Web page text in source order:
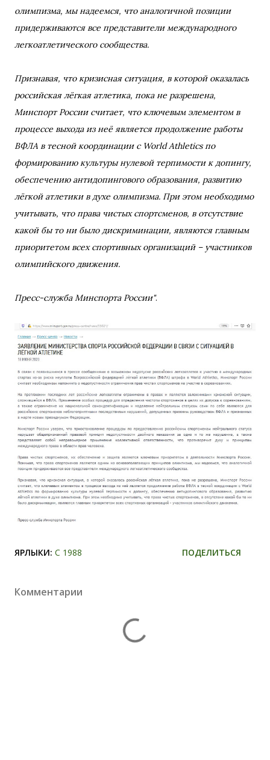
олимпизма, мы надеемся, что аналогичной позиции
придерживаются все представители международного
легкоатлетического сообщества.
Признавая, что кризисная ситуация, в которой оказалась
российская лёгкая атлетика, пока не разрешена,
Минспорт России считает, что ключевым элементом в
процессе выхода из неё является продолжение работы
ВФЛА в тесной координации с World Athletics по
формированию культуры нулевой терпимости к допингу,
обеспечению антидопингового образования, развитию
лёгкой атлетики в духе олимпизма. При этом необходимо
учитывать, что права чистых спортсменов, в отсутствие
какой бы то ни было дискриминации, являются главным
приоритетом всех спортивных организаций – участников
олимпийского движения.
Пресс-служба Минспорта России".
ЯРЛЫКИ: С 1988 ПОДЕЛИТЬСЯ
Комментарии